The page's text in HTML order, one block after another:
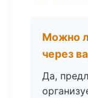
Можно
через
Да,